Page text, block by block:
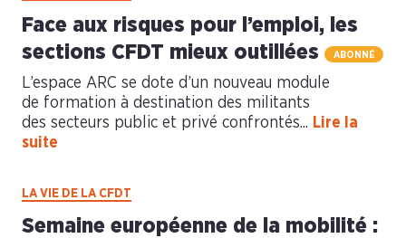
Face aux risques pour l’emploi, les
sections CFDT mieux outillées
ABONNÉ
L’espace ARC se dote d’un nouveau module
de formation à destination des militants
des secteurs public et privé confrontés... Lire la
suite
LA VIE DE LA CFDT
Semaine européenne de la mobilité :